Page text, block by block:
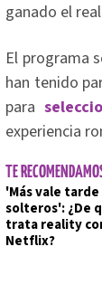
ganado el
El programa
han tenido
para
experiencia
TE
'Más vale
solteros': ¿De
trata reality
Netflix?